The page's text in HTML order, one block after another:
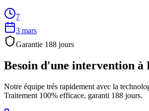
7
3 mars
Garantie 188 jours
Besoin d'une intervention à
Notre équipe trés rapidement avec la
Traitement 100% efficace, garanti 188 jours.